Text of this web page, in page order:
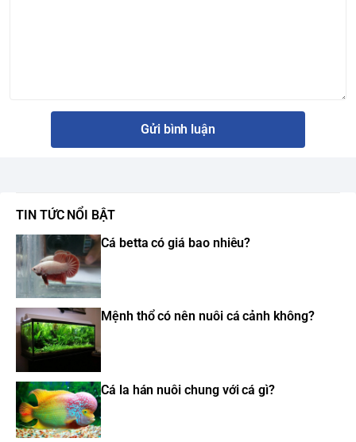
Gửi bình luận
TIN TỨC NỔI BẬT
Cá betta có giá bao nhiêu?
Mệnh thổ có nên nuôi cá cảnh không?
Cá la hán nuôi chung với cá gì?